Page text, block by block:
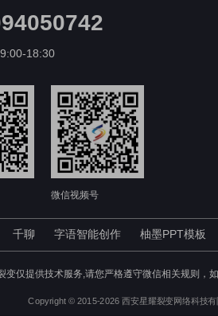
18:30
微信视频号
千聊 字语智能创作 柚墨PPT模板
变仅提供技术服务,请您严格遵守微信相关规则，
Copyright © 2015-2026 西安星耀裂变网络科技